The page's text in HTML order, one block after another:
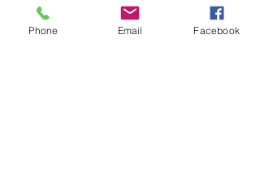
Retou
Phone Email Facebook